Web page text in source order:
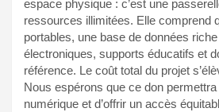
espace physique : c’est une
ressources illimitées. Elle comprend
portables, une base de données
électroniques, supports éducatifs et
référence. Le coût total du projet
Nous espérons que ce don
numérique et d’offrir un accès